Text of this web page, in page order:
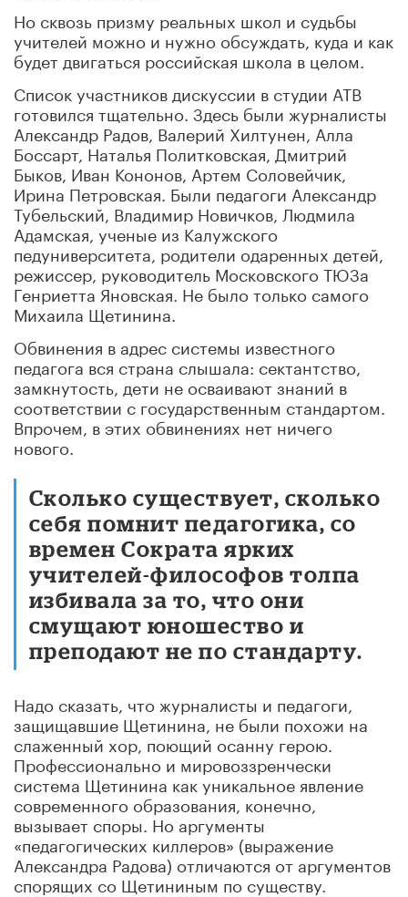
Но сквозь призму реальных школ и судьбы
учителей можно и нужно обсуждать, куда и как
будет двигаться российская школа в целом.
Список участников дискуссии в студии АТВ
готовился тщательно. Здесь были журналисты
Александр Радов, Валерий Хилтунен, Алла
Боссарт, Наталья Политковская, Дмитрий
Быков, Иван Кононов, Артем Соловейчик,
Ирина Петровская. Были педагоги Александр
Тубельский, Владимир Новичков, Людмила
Адамская, ученые из Калужского
педуниверситета, родители одаренных детей,
режиссер, руководитель Московского ТЮЗа
Генриетта Яновская. Не было только самого
Михаила Щетинина.
Обвинения в адрес системы известного
педагога вся страна слышала: сектантство,
замкнутость, дети не осваивают знаний в
соответствии с государственным стандартом.
Впрочем, в этих обвинениях нет ничего
нового.
Сколько существует, сколько
себя помнит педагогика, со
времен Сократа ярких
учителей-философов толпа
избивала за то, что они
смущают юношество и
преподают не по стандарту.
Надо сказать, что журналисты и педагоги,
защищавшие Щетинина, не были похожи на
слаженный хор, поющий осанну герою.
Профессионально и мировоззренчески
система Щетинина как уникальное явление
современного образования, конечно,
вызывает споры. Но аргументы
«педагогических киллеров» (выражение
Александра Радова) отличаются от аргументов
спорящих со Щетининым по существу.